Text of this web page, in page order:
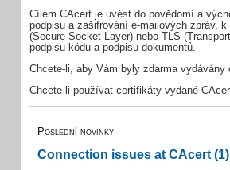
Cílem CAcert je uvést do povědomí a
podpisu a zašifrování e-mailových zpráv,
(Secure Socket Layer) nebo TLS
podpisu kódu a podpisu dokumentů.
Chcete-li, aby Vám byly zdarma vydávány
Chcete-li používat certifikáty vydané
Poslední novinky
Connection issues at CAcert (1)